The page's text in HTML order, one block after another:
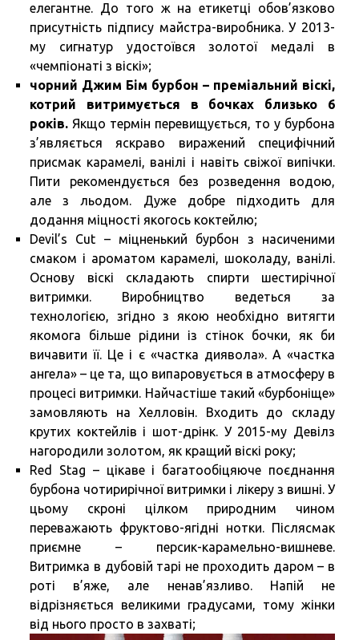
елегантне. До того ж на етикетці обов’язково
присутність підпису майстра-виробника. У 2013-
му сигнатур удостоївся золотої медалі в
«чемпіонаті з віскі»;
чорний Джим Бім бурбон – преміальний віскі,
котрий витримується в бочках близько 6
років. Якщо термін перевищується, то у бурбона
з’являється яскраво виражений специфічний
присмак карамелі, ванілі і навіть свіжої випічки.
Пити рекомендується без розведення водою,
але з льодом. Дуже добре підходить для
додання міцності якогось коктейлю;
Devil’s Cut – міцненький бурбон з насиченими
смаком і ароматом карамелі, шоколаду, ванілі.
Основу віскі складають спирти шестирічної
витримки. Виробництво ведеться за
технологією, згідно з якою необхідно витягти
якомога більше рідини із стінок бочки, як би
вичавити її. Це і є «частка диявола». А «частка
ангела» – це та, що випаровується в атмосферу в
процесі витримки. Найчастіше такий «бурбоніще»
замовляють на Хелловін. Входить до складу
крутих коктейлів і шот-дрінк. У 2015-му Девілз
нагородили золотом, як кращий віскі року;
Red Stag – цікаве і багатообіцяюче поєднання
бурбона чотирирічної витримки і лікеру з вишні. У
цьому скроні цілком природним чином
переважають фруктово-ягідні нотки. Післясмак
приємне – персик-карамельно-вишневе.
Витримка в дубовій тарі не проходить даром – в
роті в’яже, але ненав’язливо. Напій не
відрізняється великими градусами, тому жінки
від нього просто в захваті;